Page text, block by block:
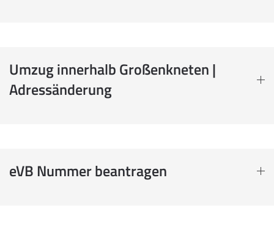
Umzug innerhalb Großenkneten |
Adressänderung
eVB Nummer beantragen